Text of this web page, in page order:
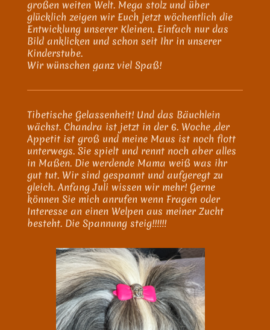
großen weiten Welt. Mega stolz und über
glücklich zeigen wir Euch jetzt wöchentlich die
Entwicklung unserer Kleinen. Einfach nur das
Bild anklicken und schon seit Ihr in unserer
Kinderstube.
Wir wünschen ganz viel Spaß!
Tibetische Gelassenheit! Und das Bäuchlein
wächst. Chandra ist jetzt in der 6. Woche ,der
Appetit ist groß und meine Maus ist noch flott
unterwegs. Sie spielt und rennt noch aber alles
in Maßen. Die werdende Mama weiß was ihr
gut tut. Wir sind gespannt und aufgeregt zu
gleich. Anfang Juli wissen wir mehr! Gerne
können Sie mich anrufen wenn Fragen oder
Interesse an einen Welpen aus meiner Zucht
besteht. Die Spannung steig!!!!!!